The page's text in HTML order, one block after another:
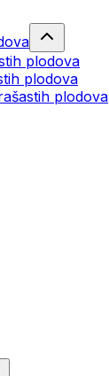
plodova
plodova
plodova